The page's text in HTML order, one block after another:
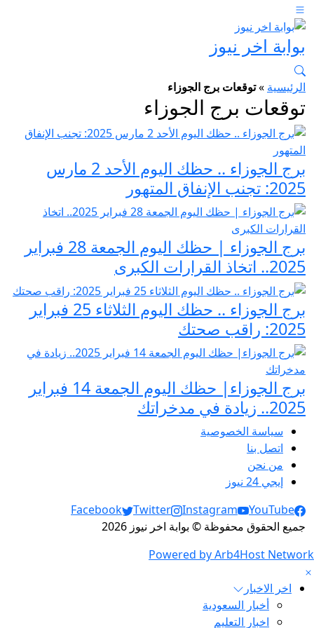
بوابة اخر نيوز
الرئيسية »توقعات برج الجوزاء
توقعات برج الجوزاء
برج الجوزاء .. حظك اليوم الأحد 2 مارس
2025: تجنب الإنفاق المتهور
برج الجوزاء | حظك اليوم الجمعة 28 فبراير
2025.. اتخاذ القرارات الكبرى
برج الجوزاء .. حظك اليوم الثلاثاء 25 فبراير
2025: راقب صحتك
برج الجوزاء| حظك اليوم الجمعة 14 فبراير
2025.. زيادة في مدخراتك
سياسة الخصوصية
اتصل بنا
من نحن
إيجي 24 نيوز
Social Links
Facebook Twitter Instagram
YouTube
جميع الحقوق محفوظة © بوابة اخر نيوز 2026
Powered by Arb4Host Network
اخر الاخبار
أخبار السعودية
اخبار التعليم